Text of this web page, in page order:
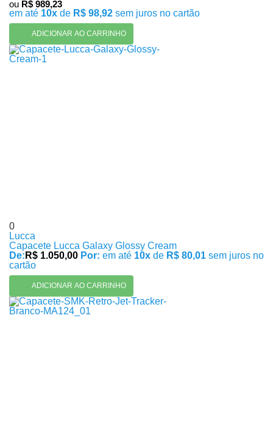
ou R$ 989,23
em até 10x de R$ 98,92 sem juros no cartão
ADICIONAR AO CARRINHO
0
Lucca
Capacete Lucca Galaxy Glossy Cream
De: R$ 1.050,00 Por: em até 10x de R$ 80,01 sem juros no
cartão
ADICIONAR AO CARRINHO